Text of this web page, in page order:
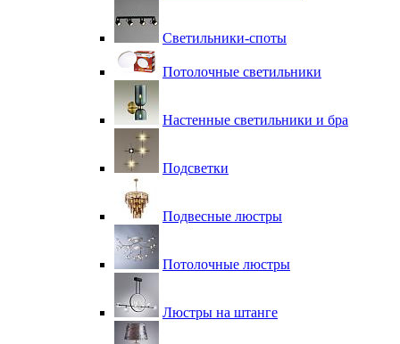
Светильники-споты
Потолочные светильники
Настенные светильники и бра
Подсветки
Подвесные люстры
Потолочные люстры
Люстры на штанге